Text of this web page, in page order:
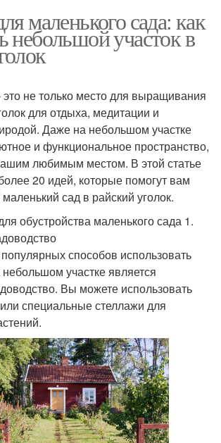
маленького сада: как
небольшой участок в
не только место для выращивания
для отдыха, медитации и
Даже на небольшом участке
и функциональное пространство,
любимым местом. В этой статье
20 идей, которые помогут вам
сад в райский уголок.
обустройства маленького сада 1.
способов использовать
участке является
Вы можете использовать
специальные стеллажи для